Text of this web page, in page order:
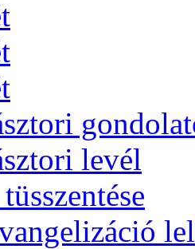
levél